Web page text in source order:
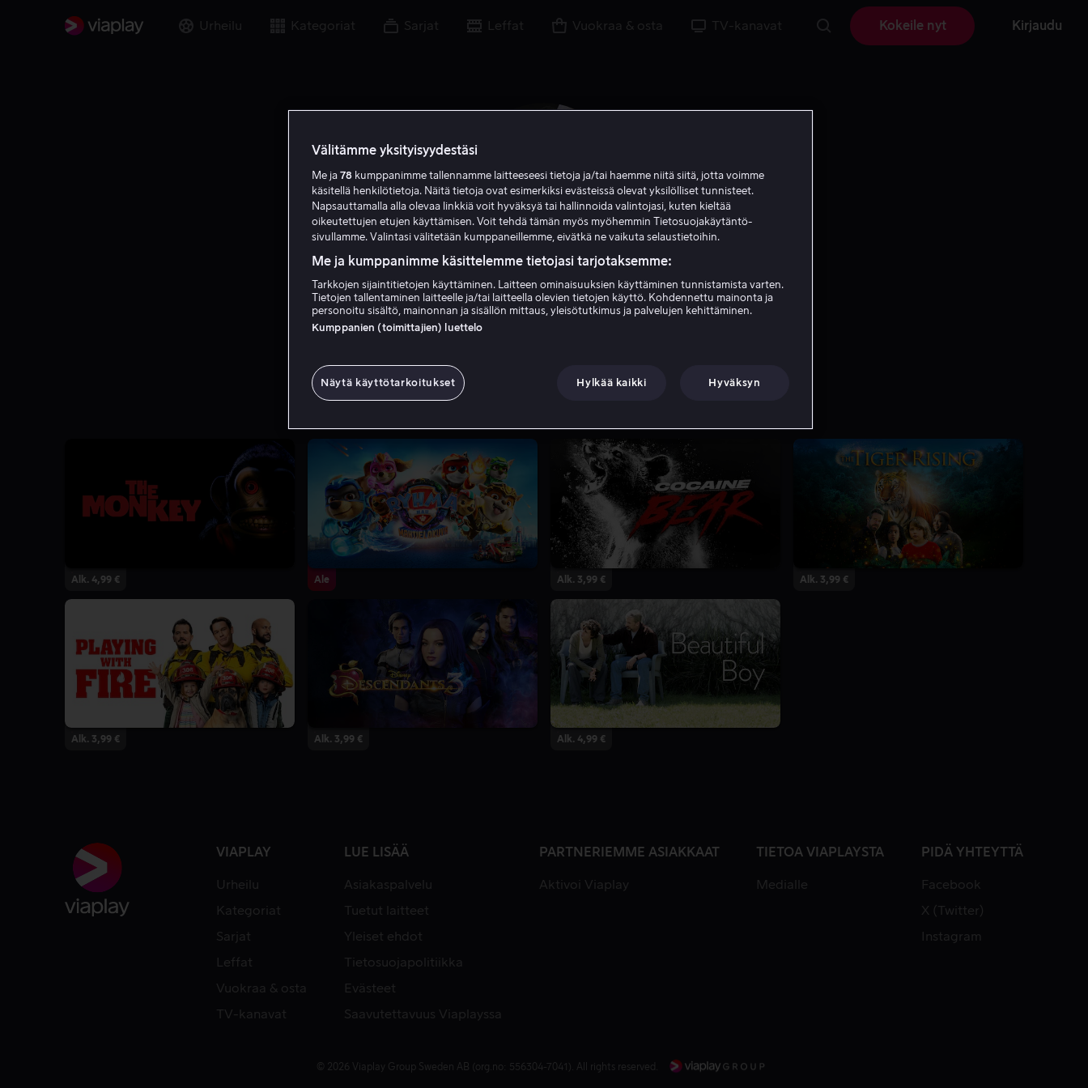
Urheilu Kategoriat Sarjat Leffat Vuokraa & osta TV-kanavat Kokeile nyt Kirjaudu
Christian Convery
Alk. 4,99 € Ale Alk. 3,99 € Alk. 3,99 €
Alk. 3,99 € Alk. 3,99 € Alk. 4,99 €
VIAPLAY
Urheilu
Kategoriat
Sarjat
Leffat
Vuokraa & osta
TV-kanavat
LUE LISÄÄ
Asiakaspalvelu
Tuetut laitteet
Yleiset ehdot
Tietosuojapolitiikka
Evästeet
Saavutettavuus Viaplayssa
PARTNERIEMME ASIAKKAAT
Aktivoi Viaplay
TIETOA VIAPLAYSTA
Medialle
PIDÄ YHTEYTTÄ
Facebook
X (Twitter)
Instagram
© 2026 Viaplay Group Sweden AB (org.no: 556304-7041). All rights reserved.
Välitämme yksityisyydestäsi
Me ja 78 kumppanimme tallennamme laitteeseesi tietoja ja/tai haemme niitä siitä, jotta voimme
käsitellä henkilötietoja. Näitä tietoja ovat esimerkiksi evästeissä olevat yksilölliset tunnisteet.
Napsauttamalla alla olevaa linkkiä voit hyväksyä tai hallinnoida valintojasi, kuten kieltää
oikeutettujen etujen käyttämisen. Voit tehdä tämän myös myöhemmin Tietosuojakäytäntö-
sivullamme. Valintasi välitetään kumppaneillemme, eivätkä ne vaikuta selaustietoihin.
Me ja kumppanimme käsittelemme tietojasi tarjotaksemme:
Tarkkojen sijaintitietojen käyttäminen. Laitteen ominaisuuksien käyttäminen tunnistamista varten.
Tietojen tallentaminen laitteelle ja/tai laitteella olevien tietojen käyttö. Kohdennettu mainonta ja
personoitu sisältö, mainonnan ja sisällön mittaus, yleisötutkimus ja palvelujen kehittäminen.
Kumppanien (toimittajien) luettelo
Näytä käyttötarkoitukset Hylkää kaikki Hyväksyn